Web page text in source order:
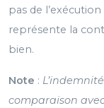
pas de
représente la
bien.
Note :
comparaison